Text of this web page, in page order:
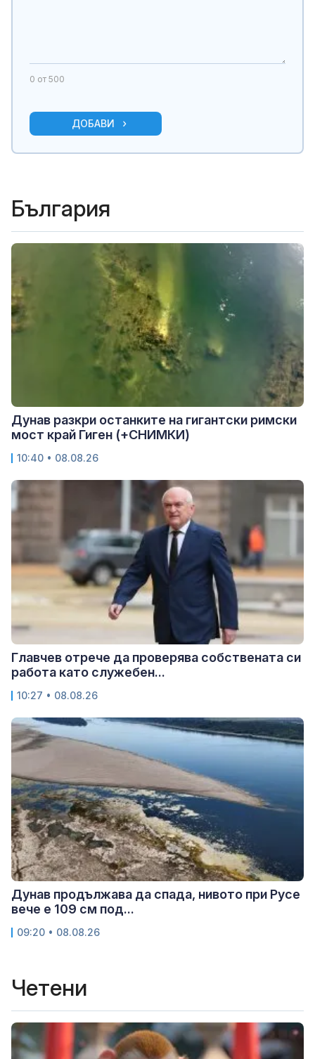
0 от 500
ДОБАВИ
България
Дунав разкри останките на гигантски римски
мост край Гиген (+СНИМКИ)
10:40 • 08.08.26
Главчев отрече да проверява собствената си
работа като служебен...
10:27 • 08.08.26
Дунав продължава да спада, нивото при Русе
вече е 109 см под...
09:20 • 08.08.26
Четени